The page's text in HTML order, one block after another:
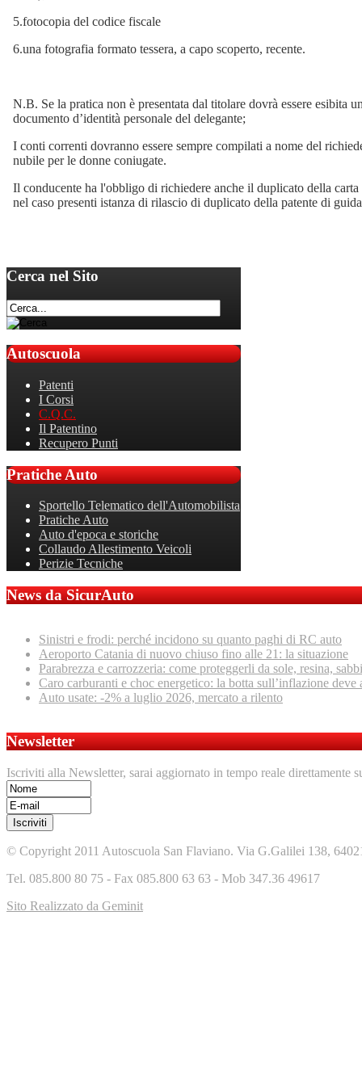
5.fotocopia del codice fiscale
6.una fotografia formato tessera, a capo scoperto, recente.
N.B. Se la pratica non è presentata dal titolare dovrà essere esibita
documento d’identità personale del delegante;
I conti correnti dovranno essere sempre compilati a nome del
nubile per le donne coniugate.
Il conducente ha l'obbligo di richiedere anche il duplicato della
nel caso presenti istanza di rilascio di duplicato della patente di
Cerca nel Sito
Autoscuola
Patenti
I Corsi
C.Q.C.
Il Patentino
Recupero Punti
PraticheAuto
Sportello Telematico dell'Automobilista
Pratiche Auto
Auto d'epoca e storiche
Collaudo Allestimento Veicoli
Perizie Tecniche
News da SicurAuto
Sinistri e frodi: perché incidono su quanto paghi di RC auto
Aeroporto Catania di nuovo chiuso fino alle 21: la situazione
Parabrezza e carrozzeria: come proteggerli da sole, resina,
Caro carburanti e choc energetico: la botta sull’inflazione deve
Auto usate: -2% a luglio 2026, mercato a rilento
Newsletter
Iscriviti alla Newsletter, sarai aggiornato in tempo reale direttamente
© Copyright 2011 Autoscuola San Flaviano. Via G.Galilei 138,
Tel. 085.800 80 75 - Fax 085.800 63 63 - Mob 347.36 49617
Sito Realizzato da Geminit